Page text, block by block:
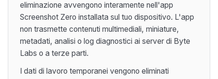
eliminazione avvengono interamente nell'app
Screenshot Zero installata sul tuo dispositivo. L'app
non trasmette contenuti multimediali, miniature,
metadati, analisi o log diagnostici ai server di Byte
Labs o a terze parti.
I dati di lavoro temporanei vengono eliminati